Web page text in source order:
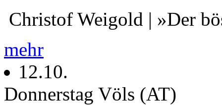
Christof Weigold | »Der
mehr
12.10.
Donnerstag Völs (AT)